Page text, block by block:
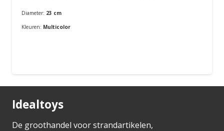
Diameter: 23 cm
Kleuren: Multicolor
Idealtoys
De groothandel voor strandartikelen,